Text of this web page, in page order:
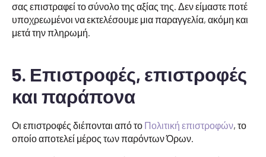
σας επιστραφεί το σύνολο της αξίας της. Δεν είμαστε ποτέ
υποχρεωμένοι να εκτελέσουμε μια παραγγελία, ακόμη και
μετά την πληρωμή.
5. Επιστροφές, επιστροφές
και παράπονα
Οι επιστροφές διέπονται από το Πολιτική επιστροφών, το
οποίο αποτελεί μέρος των παρόντων Όρων.